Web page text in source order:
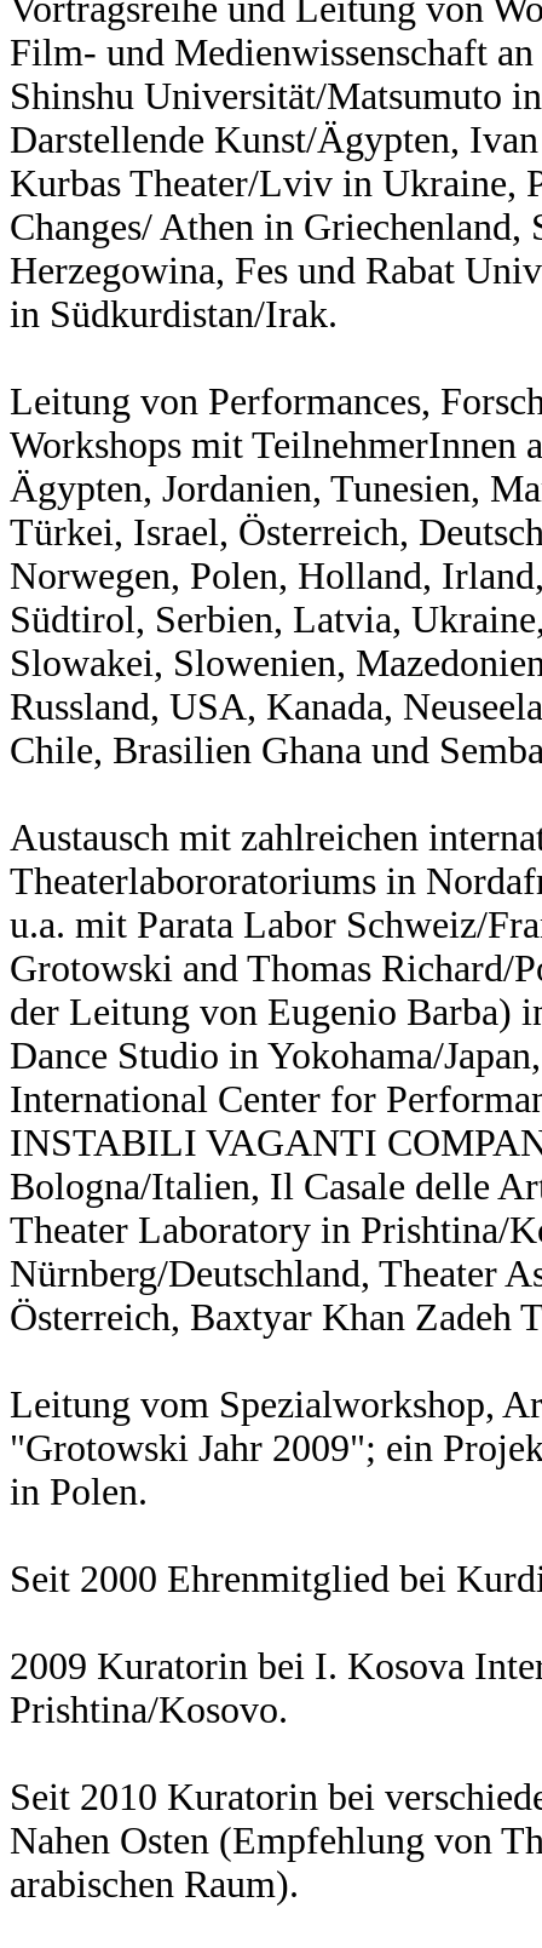
Vortragsreihe und Leitung von
Film- und Medienwissenschaft
Shinshu Universität/Matsumuto
Darstellende Kunst/Ägypten,
Kurbas Theater/Lviv in Ukraine,
Changes/ Athen in
Herzegowina, Fes und Rabat
in Südkurdistan/Irak.
Leitung von Performances,
Workshops mit TeilnehmerInnen
Ägypten, Jordanien, Tunesien,
Türkei, Israel, Österreich,
Norwegen, Polen, Holland,
Südtirol, Serbien, Latvia,
Slowakei, Slowenien,
Russland, USA, Kanada,
Chile, Brasilien Ghana und
Austausch mit zahlreichen
Theaterlabororatoriums in
u.a. mit Parata Labor Schweiz/
Grotowski and Thomas Richard/
der Leitung von Eugenio Barba)
Dance Studio in Yokohama/
International Center for
INSTABILI VAGANTI
Bologna/Italien, Il Casale delle
Theater Laboratory in Prishtina/
Nürnberg/Deutschland, Theater
Österreich, Baxtyar Khan Zadeh
Leitung vom Spezialworkshop,
"Grotowski Jahr 2009"; ein
in Polen.
Seit 2000 Ehrenmitglied bei
2009 Kuratorin bei I. Kosova
Prishtina/Kosovo.
Seit 2010 Kuratorin bei
Nahen Osten (Empfehlung von
arabischen Raum).